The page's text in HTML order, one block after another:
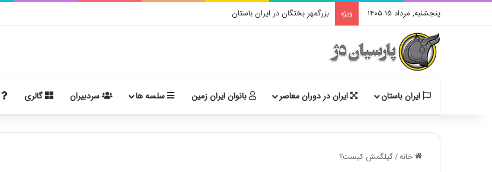
پنجشنبه, مرداد ۱۵ ۱۴۰۵ ویژه بزرگمهر بختگان در ایران باستان
ایران باستان ایران در دوران معاصر بانوان ایران زمین سلسه ها سردبیران گالری
خانه/گیلگمش کیست؟